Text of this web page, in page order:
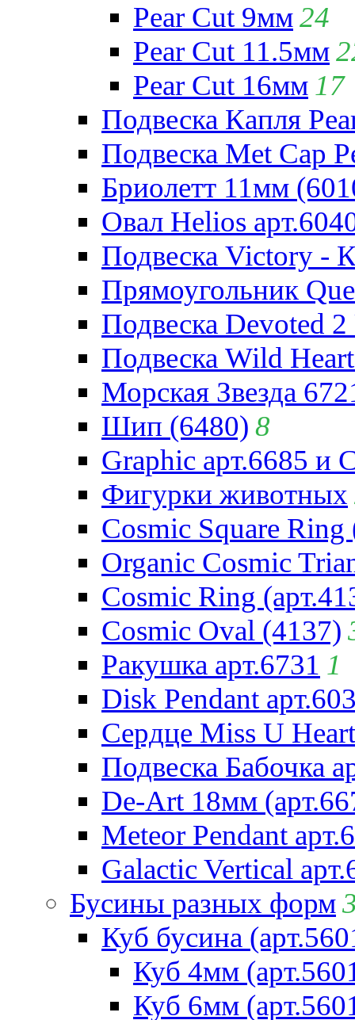
Pear Cut 9мм24
Pear Cut 11.5мм
Pear Cut 16мм 17
Подвеска Капля
Подвеска Met Cap
Бриолетт 11мм
Овал Helios
Подвеска Victory -
Прямоугольник
Подвеска Devoted
Подвеска Wild
Морская Звезда
Шип (6480) 8
Graphic арт.6685 и
Фигурки животных
Cosmic Square Ring
Organic Cosmic
Cosmic Ring
Cosmic Oval (4137)
Ракушка арт.6731 1
Disk Pendant
Сердце Miss U
Подвеска Бабочка
De-Art 18мм
Meteor Pendant
Galactic Vertical
Бусины разных форм
Куб бусина
Куб 4мм
Куб 6мм